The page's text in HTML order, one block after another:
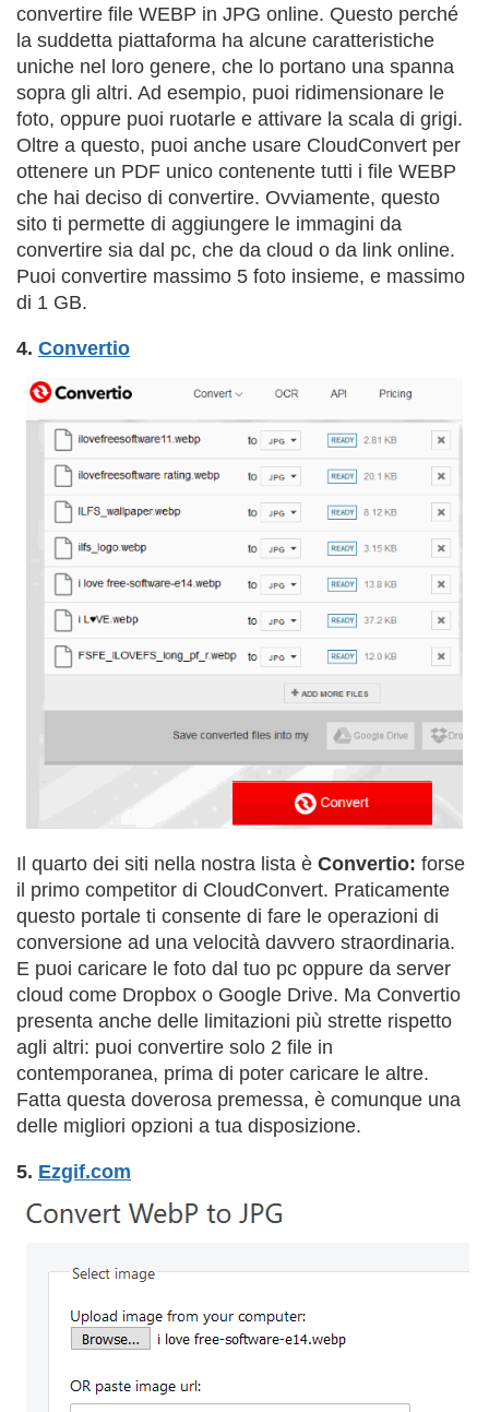
convertire file WEBP in JPG online. Questo perché
la suddetta piattaforma ha alcune caratteristiche
uniche nel loro genere, che lo portano una spanna
sopra gli altri. Ad esempio, puoi ridimensionare le
foto, oppure puoi ruotarle e attivare la scala di grigi.
Oltre a questo, puoi anche usare CloudConvert per
ottenere un PDF unico contenente tutti i file WEBP
che hai deciso di convertire. Ovviamente, questo
sito ti permette di aggiungere le immagini da
convertire sia dal pc, che da cloud o da link online.
Puoi convertire massimo 5 foto insieme, e massimo
di 1 GB.
4. Convertio
Il quarto dei siti nella nostra lista è Convertio: forse
il primo competitor di CloudConvert. Praticamente
questo portale ti consente di fare le operazioni di
conversione ad una velocità davvero straordinaria.
E puoi caricare le foto dal tuo pc oppure da server
cloud come Dropbox o Google Drive. Ma Convertio
presenta anche delle limitazioni più strette rispetto
agli altri: puoi convertire solo 2 file in
contemporanea, prima di poter caricare le altre.
Fatta questa doverosa premessa, è comunque una
delle migliori opzioni a tua disposizione.
5. Ezgif.com